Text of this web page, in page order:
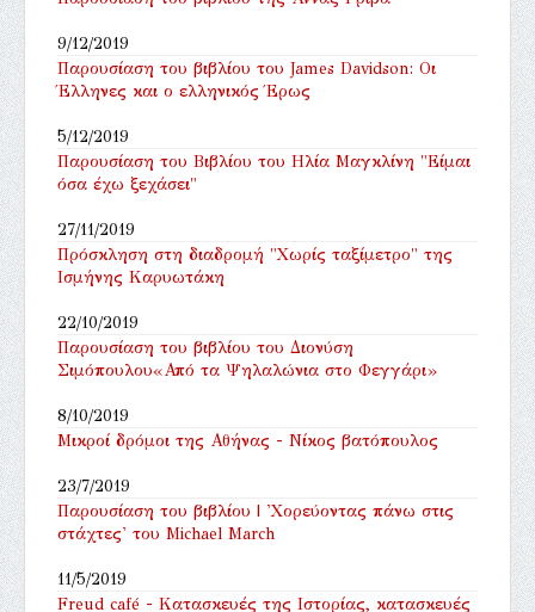
9/12/2019
Παρουσίαση του βιβλίου του James Davidson: Οι
Έλληνες και ο ελληνικός Έρως
5/12/2019
Παρουσίαση του Βιβλίου του Ηλία Μαγκλίνη "Είμαι
όσα έχω ξεχάσει"
27/11/2019
Πρόσκληση στη διαδρομή "Χωρίς ταξίμετρο" της
Ισμήνης Καρυωτάκη
22/10/2019
Παρουσίαση του βιβλίου του Διονύση
Σιμόπουλου«Από τα Ψηλαλώνια στο Φεγγάρι»
8/10/2019
Μικροί δρόμοι της Αθήνας - Νίκος βατόπουλος
23/7/2019
Παρουσίαση του βιβλίου | 'Χορεύοντας πάνω στις
στάχτες' του Michael March
11/5/2019
Freud café - Κατασκευές της Ιστορίας, κατασκευές